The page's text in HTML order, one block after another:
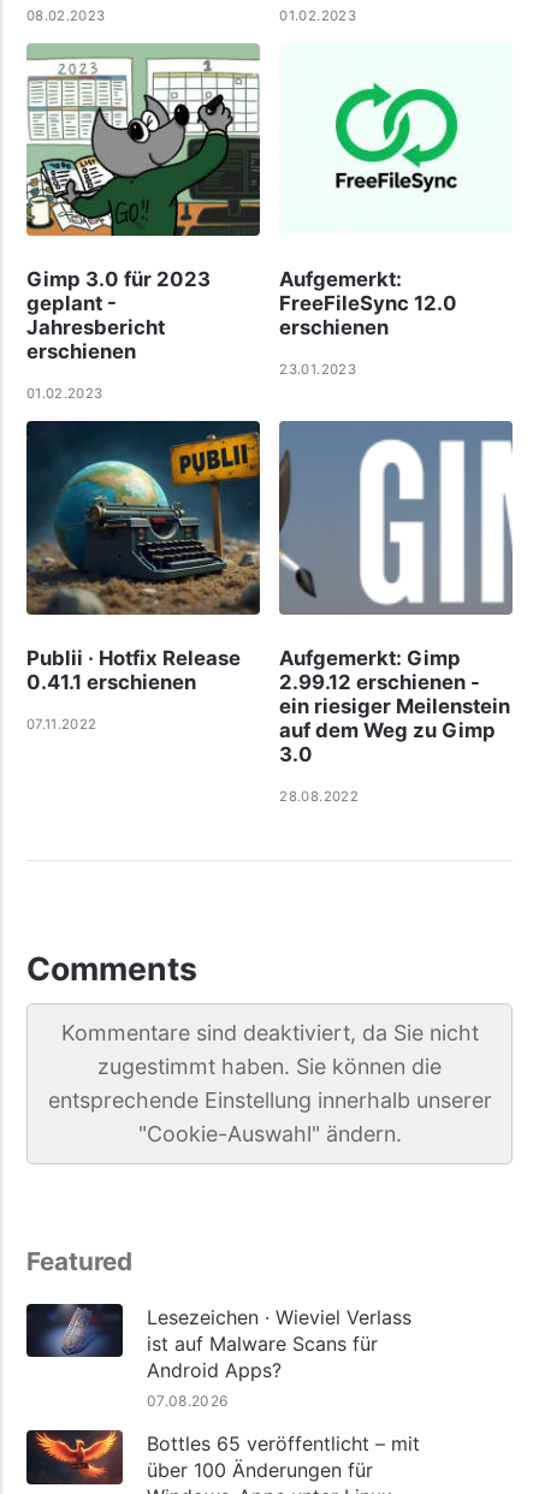
08.02.2023 01.02.2023
Gimp 3.0 für 2023
geplant -
Jahresbericht
erschienen
01.02.2023
Aufgemerkt:
FreeFileSync 12.0
erschienen
23.01.2023
Publii · Hotfix Release
0.41.1 erschienen
07.11.2022
Aufgemerkt: Gimp
2.99.12 erschienen -
ein riesiger Meilenstein
auf dem Weg zu Gimp
3.0
28.08.2022
Comments
Kommentare sind deaktiviert, da Sie nicht
zugestimmt haben. Sie können die
entsprechende Einstellung innerhalb unserer
"Cookie-Auswahl" ändern.
Featured
Lesezeichen · Wieviel Verlass
ist auf Malware Scans für
Android Apps?
07.08.2026
Bottles 65 veröffentlicht – mit
über 100 Änderungen für